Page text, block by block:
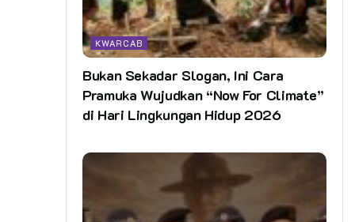
KWARCAB
Bukan Sekadar Slogan, Ini Cara
Pramuka Wujudkan “Now For Climate”
di Hari Lingkungan Hidup 2026